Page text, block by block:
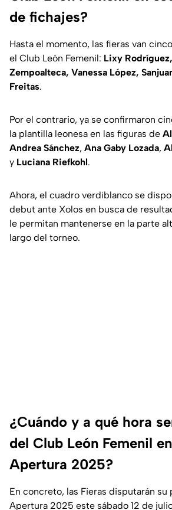
de fichajes?
Hasta el momento, las fieras van
el Club León Femenil: Lixy
Zempoalteca, Vanessa López,
Freitas.
Por el contrario, ya se confirmaron
la plantilla leonesa en las figuras de
Andrea Sánchez, Ana Gaby Lozada,
y Luciana Riefkohl.
Ahora, el cuadro verdiblanco se
debut ante Xolos en busca de
le permitan mantenerse en la parte
largo del torneo.
¿Cuándo y a qué hora
del Club León Femenil
Apertura 2025?
En concreto, las Fieras disputarán
Apertura 2025 este sábado 12 de